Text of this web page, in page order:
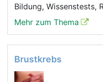
Bildung, Wissenstests,
Mehr zum Thema
Brustkrebs